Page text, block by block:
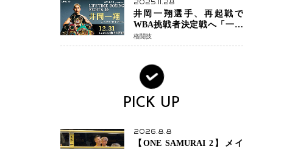
2025.11.28
井岡一翔選手、再起戦で
WBA挑戦者決定戦へ「一番
やりたい」井上拓真選手と
の戦いも視野に
格闘技
PICK UP
2026.8.8
【ONE SAMURAI 2】メイ